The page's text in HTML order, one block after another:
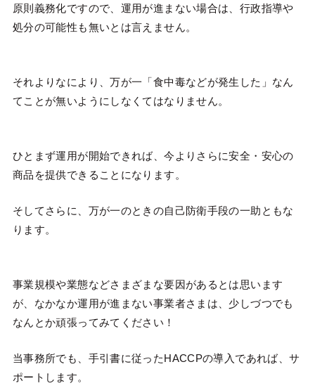
原則義務化ですので、運用が進まない場合は、行政指導や
処分の可能性も無いとは言えません。
それよりなにより、万が一「食中毒などが発生した」なん
てことが無いようにしなくてはなりません。
ひとまず運用が開始できれば、今よりさらに安全・安心の
商品を提供できることになります。
そしてさらに、万が一のときの自己防衛手段の一助ともな
ります。
事業規模や業態などさまざまな要因があるとは思います
が、なかなか運用が進まない事業者さまは、少しづつでも
なんとか頑張ってみてください！
当事務所でも、手引書に従ったHACCPの導入であれば、サ
ポートします。